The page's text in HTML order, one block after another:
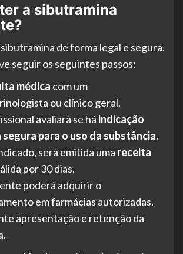
a sibutramina
de forma legal e segura,
seguir os seguintes passos:
médica com um
ou clínico geral.
avaliará se há indicação
segura para o uso da substância.
será emitida uma receita
por 30 dias.
poderá adquirir o
em farmácias autorizadas,
apresentação e retenção da